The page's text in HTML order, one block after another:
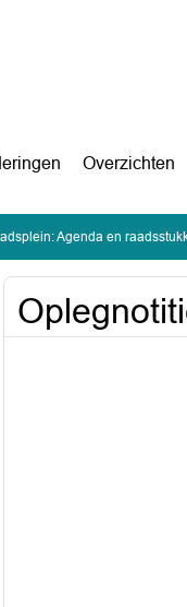
Overzichten
Agenda en